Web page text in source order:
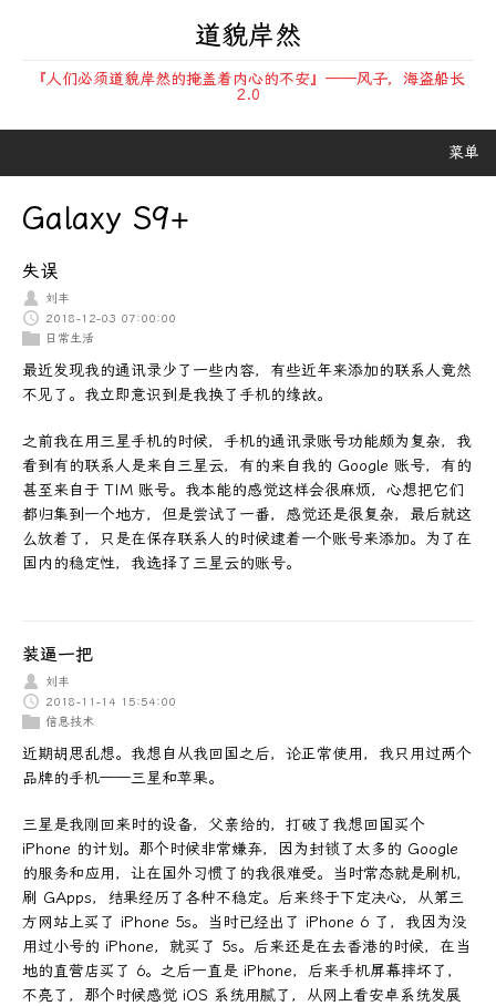
道貌岸然
『人们必须道貌岸然的掩盖着内心的不安』——风子，海盗船长
2.0
菜单
Galaxy S9+
失误
刘丰
2018-12-03 07:00:00
日常生活
最近发现我的通讯录少了一些内容，有些近年来添加的联系人竟然
不见了。我立即意识到是我换了手机的缘故。
之前我在用三星手机的时候，手机的通讯录账号功能颇为复杂，我
看到有的联系人是来自三星云，有的来自我的 Google 账号，有的
甚至来自于 TIM 账号。我本能的感觉这样会很麻烦，心想把它们
都归集到一个地方，但是尝试了一番，感觉还是很复杂，最后就这
么放着了，只是在保存联系人的时候逮着一个账号来添加。为了在
国内的稳定性，我选择了三星云的账号。
装逼一把
刘丰
2018-11-14 15:54:00
信息技术
近期胡思乱想。我想自从我回国之后，论正常使用，我只用过两个
品牌的手机——三星和苹果。
三星是我刚回来时的设备，父亲给的，打破了我想回国买个
iPhone 的计划。那个时候非常嫌弃，因为封锁了太多的 Google
的服务和应用，让在国外习惯了的我很难受。当时常态就是刷机，
刷 GApps，结果经历了各种不稳定。后来终于下定决心，从第三
方网站上买了 iPhone 5s。当时已经出了 iPhone 6 了，我因为没
用过小号的 iPhone，就买了 5s。后来还是在去香港的时候，在当
地的直营店买了 6。之后一直是 iPhone，后来手机屏幕摔坏了，
不亮了，那个时候感觉 iOS 系统用腻了，从网上看安卓系统发展